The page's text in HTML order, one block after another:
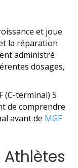
et joue
la réparation
administré
dosages,
(C-terminal) 5
de comprendre
avant de MGF